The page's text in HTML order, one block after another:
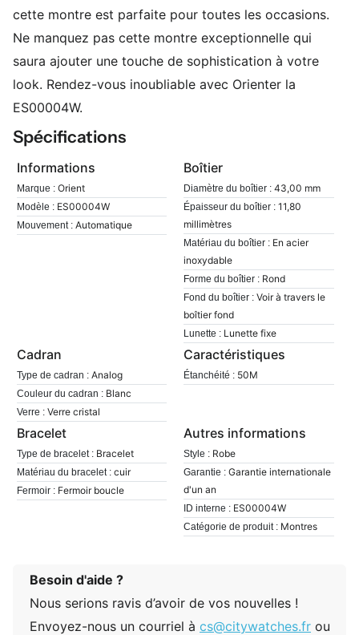
cette montre est parfaite pour toutes les occasions.
Ne manquez pas cette montre exceptionnelle qui
saura ajouter une touche de sophistication à votre
look. Rendez-vous inoubliable avec Orienter la
ES00004W.
Spécifications
Informations
Marque : Orient
Modèle : ES00004W
Mouvement : Automatique
Boîtier
Diamètre du boîtier : 43,00 mm
Épaisseur du boîtier : 11,80
millimètres
Matériau du boîtier : En acier
inoxydable
Forme du boîtier : Rond
Fond du boîtier : Voir à travers le
boîtier fond
Lunette : Lunette fixe
Cadran
Type de cadran : Analog
Couleur du cadran : Blanc
Verre : Verre cristal
Caractéristiques
Étanchéité : 50M
Bracelet
Type de bracelet : Bracelet
Matériau du bracelet : cuir
Fermoir : Fermoir boucle
Autres informations
Style : Robe
Garantie : Garantie internationale
d'un an
ID interne : ES00004W
Catégorie de produit : Montres
Besoin d'aide ?
Nous serions ravis d’avoir de vos nouvelles !
Envoyez-nous un courriel à cs@citywatches.fr ou